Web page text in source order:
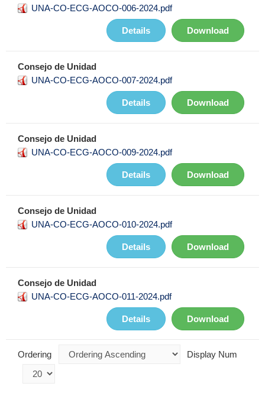
UNA-CO-ECG-AOCO-006-2024.pdf
Download
Details
Consejo de Unidad
UNA-CO-ECG-AOCO-007-2024.pdf
Download
Details
Consejo de Unidad
UNA-CO-ECG-AOCO-009-2024.pdf
Download
Details
Consejo de Unidad
UNA-CO-ECG-AOCO-010-2024.pdf
Download
Details
Consejo de Unidad
UNA-CO-ECG-AOCO-011-2024.pdf
Download
Details
Ordering Display Num